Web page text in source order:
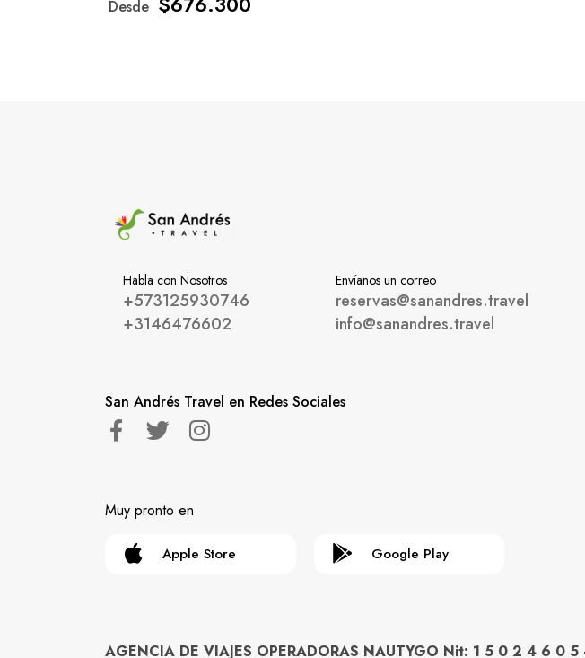
Desde
Habla con Nosotros
+573125930746
+3146476602
Envíanos un correo
reservas@sanandres.travel
info@sanandres.travel
San Andrés Travel en Redes Sociales
Muy pronto en
Apple Store Google Play
AGENCIA DE VIAJES OPERADORAS NAUTYGO Nit: 1 5 0 2 4 6 0